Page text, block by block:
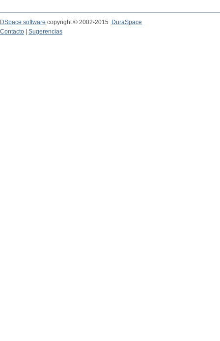
DSpace software copyright © 2002-2015
DuraSpace
Contacto
Sugerencias